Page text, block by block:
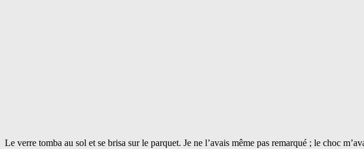
Le verre tomba au sol et se brisa sur le parquet. Je ne l’avais même pas remarqué ; le choc